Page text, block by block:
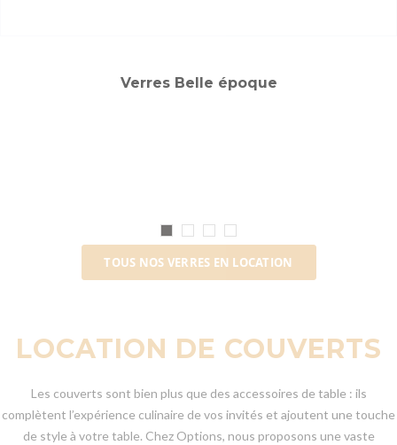
Verres Belle époque
TOUS NOS VERRES EN LOCATION
LOCATION DE COUVERTS
Les couverts sont bien plus que des accessoires de table : ils
complètent l’expérience culinaire de vos invités et ajoutent une touche
de style à votre table. Chez Options, nous proposons une vaste